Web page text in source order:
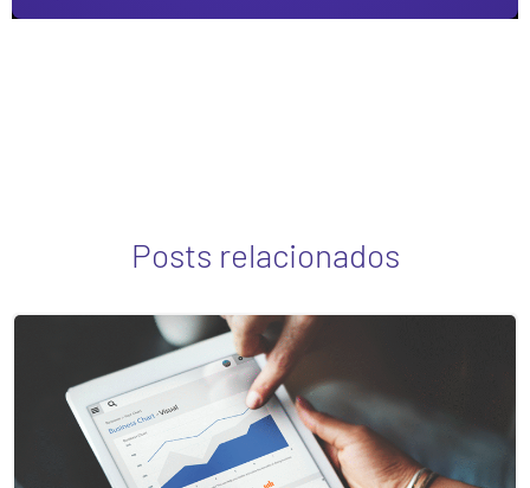
Posts relacionados